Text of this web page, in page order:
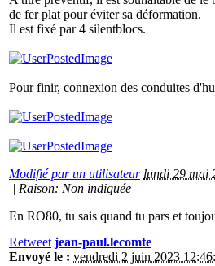
de fer plat pour éviter sa déformation.
Il est fixé par 4 silentblocs.
Pour finir, connexion des conduites
Modifié par un utilisateur lundi 29 mai
| Raison: Non indiquée
En RO80, tu sais quand tu pars et
Retweet jean-paul.lecomte
Envoyé le : vendredi 2 juin 2023